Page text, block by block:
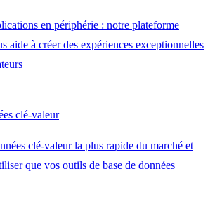
en périphérie : notre plateforme
aide à créer des expériences exceptionnelles
clé-valeur
clé-valeur la plus rapide du marché et
que vos outils de base de données